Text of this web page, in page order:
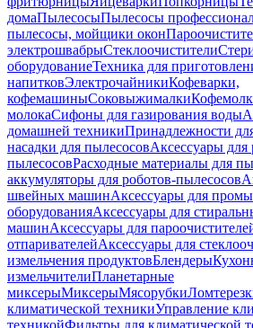
домаПылесосыПылесосы
пылесосы, мойщики окон
электрошвабрыСтеклоочистители
оборудованиеТехника для
напитковЭлектрочайникиКофеварки,
кофемашиныСоковыжималки
молокаСифоны для газирования воды
домашней техникиПринадлежности
насадки для пылесосовАксессуары для
пылесосовРасходные материалы для
аккумуляторы для роботов-пылесосов
швейных машинАксессуары для
оборудованияАксессуары для
машинАксессуары для
отпаривателейАксессуары для
измельчения продуктовБлендеры
измельчителиПланетарные
миксерыМиксерыМясорубки
климатической техникиУправление
техникойФильтры для климатической